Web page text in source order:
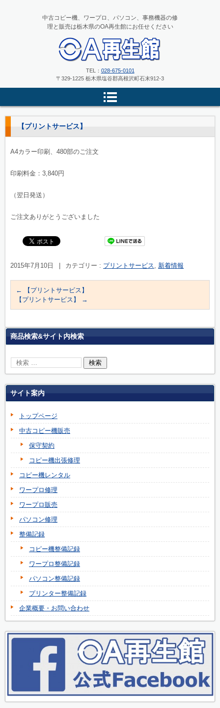
中古コピー機、ワープロ、パソコ
ンの修理と販売 栃木県のOA再
中古コピー機、ワープロ、パソコン、事務機器の修
理と販売は栃木県のOA再生館にお任せください
TEL： 028-675-0101
〒329-1225 栃木県塩谷郡高根沢町石末912-3
【プリントサービス】
A4カラー印刷、480部のご注文
印刷料金：3,840円
（翌日発送）
ご注文ありがとうございました
2015年7月10日 カテゴリー : プリントサービス, 新着情報
←
【プリントサービス】
【プリントサービス】
→
商品検索&サイト内検索
サイト案内
トップページ
中古コピー機販売
保守契約
コピー機出張修理
コピー機レンタル
ワープロ修理
ワープロ販売
パソコン修理
整備記録
コピー機整備記録
ワープロ整備記録
パソコン整備記録
プリンター整備記録
企業概要・お問い合わせ